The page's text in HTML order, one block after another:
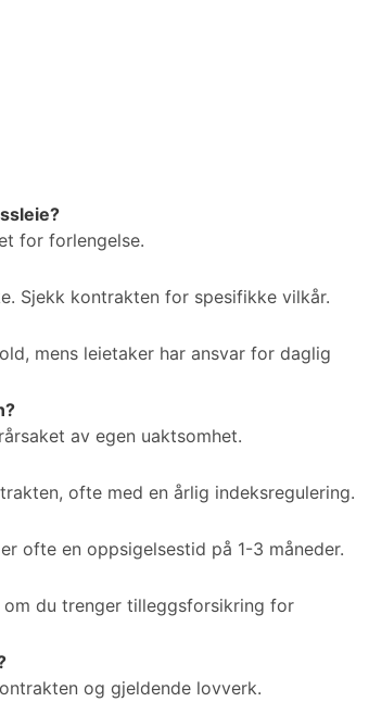
for forlengelse.
Sjekk kontrakten for spesifikke vilkår.
mens leietaker har ansvar for daglig
av egen uaktsomhet.
ofte med en årlig indeksregulering.
ofte en oppsigelsestid på 1-3 måneder.
du trenger tilleggsforsikring for
og gjeldende lovverk.